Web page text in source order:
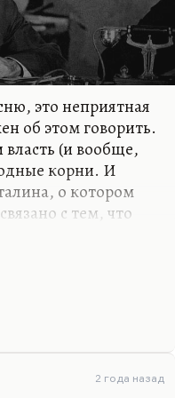
это неприятная
об этом говорить.
власть (и вообще,
корни. И
о котором
с тем, что
художнику, и
тиран и художник
в основе лежит
говорил Лев
В
в чью
2 года назад